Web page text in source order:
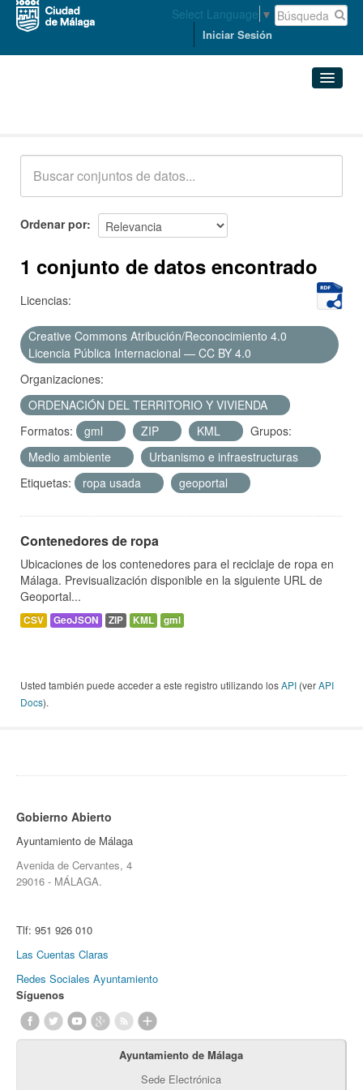
Select Language ▼
Iniciar Sesión
Acerca de
Ordenar por
1 conjunto de datos encontrado
Licencias:
Creative Commons Atribución/Reconocimiento 4.0
Licencia Pública Internacional — CC BY 4.0
Organizaciones:
ORDENACIÓN DEL TERRITORIO Y VIVIENDA
Formatos:
gml ZIP KML
Grupos:
Medio ambiente
Urbanismo e infraestructuras
Etiquetas:
ropa usada geoportal
Contenedores de ropa
Ubicaciones de los contenedores para el reciclaje de ropa en
Málaga. Previsualización disponible en la siguiente URL de
Geoportal...
CSV GeoJSON ZIP KML gml
Usted también puede acceder a este registro utilizando losAPI (verAPI
Docs).
Gobierno Abierto
Ayuntamiento de Málaga
Avenida de Cervantes, 4
29016 - MÁLAGA.
Tlf: 951 926 010
Las Cuentas Claras
Redes Sociales Ayuntamiento
Síguenos
Ayuntamiento de Málaga
Sede Electrónica